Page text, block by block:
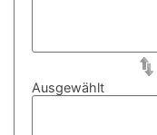
Ausgewählt